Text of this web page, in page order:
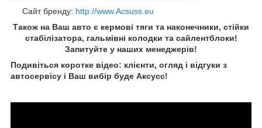
Сайт бренду: http://www.Acsuss.eu
Також на Ваш авто є кермові тяги та наконечники, стійки
стабілізатора, гальмівні колодки та сайлентблоки!
Запитуйте у наших менеджерів!
Подивіться коротке відео: клієнти, огляд і відгуки з
автосервісу і Ваш вибір буде Aксусс!